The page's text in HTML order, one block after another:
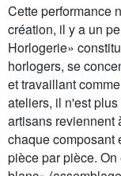
Cette performance
création, il y a un
Horlogerie»
horlogers, se
et travaillant
ateliers, il n'est
artisans reviennent
chaque composant
pièce par pièce.